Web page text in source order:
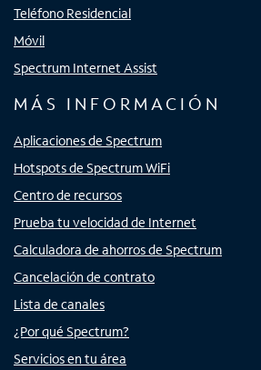
Teléfono Residencial
Móvil
Spectrum Internet Assist
MÁS INFORMACIÓN
Aplicaciones de Spectrum
Hotspots de Spectrum WiFi
Centro de recursos
Prueba tu velocidad de Internet
Calculadora de ahorros de Spectrum
Cancelación de contrato
Lista de canales
¿Por qué Spectrum?
Servicios en tu área